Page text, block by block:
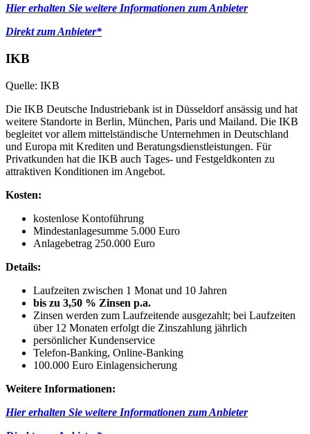
Hier erhalten Sie weitere Informationen zum Anbieter
Direkt zum Anbieter*
IKB
Quelle: IKB
Die IKB Deutsche Industriebank ist in Düsseldorf ansässig und hat
weitere Standorte in Berlin, München, Paris und Mailand. Die IKB
begleitet vor allem mittelständische Unternehmen in Deutschland
und Europa mit Krediten und Beratungsdienstleistungen. Für
Privatkunden hat die IKB auch Tages- und Festgeldkonten zu
attraktiven Konditionen im Angebot.
Kosten:
kostenlose Kontoführung
Mindestanlagesumme 5.000 Euro
Anlagebetrag 250.000 Euro
Details:
Laufzeiten zwischen 1 Monat und 10 Jahren
bis zu 3,50 % Zinsen p.a.
Zinsen werden zum Laufzeitende ausgezahlt; bei Laufzeiten
über 12 Monaten erfolgt die Zinszahlung jährlich
persönlicher Kundenservice
Telefon-Banking, Online-Banking
100.000 Euro Einlagensicherung
Weitere Informationen:
Hier erhalten Sie weitere Informationen zum Anbieter